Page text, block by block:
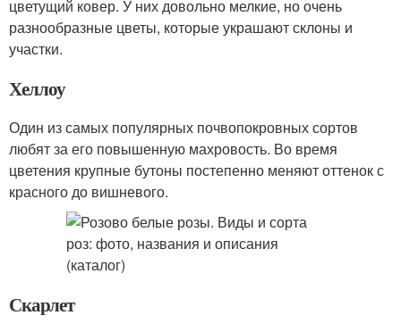
цветущий ковер. У них довольно мелкие, но очень
разнообразные цветы, которые украшают склоны и
участки.
Хеллоу
Один из самых популярных почвопокровных сортов
любят за его повышенную махровость. Во время
цветения крупные бутоны постепенно меняют оттенок с
красного до вишневого.
Скарлет